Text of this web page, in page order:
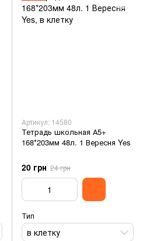
Артикул: 14580
Тетрадь школьная А5+
168*203мм 48л. 1 Вересня Yes
20 грн 24 грн
Тип
в клетку